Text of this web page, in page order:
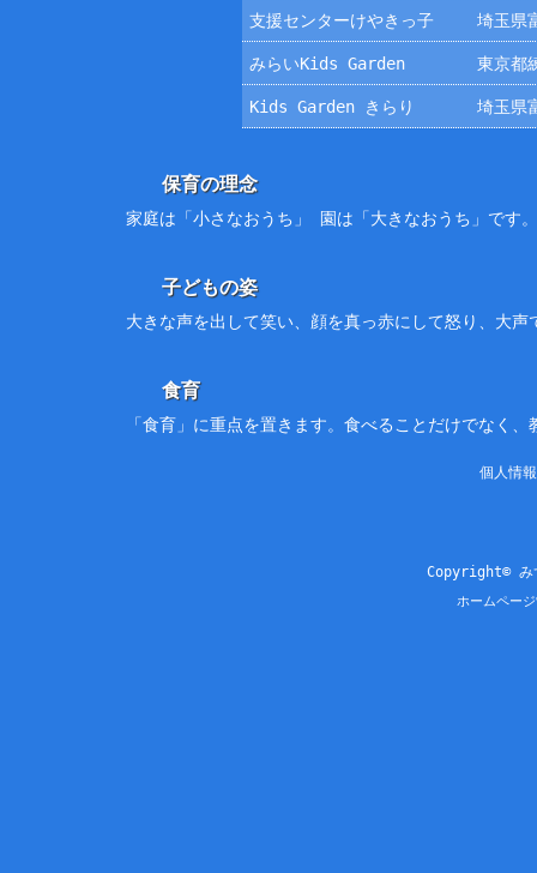
支援センターけやきっ子 埼玉県
みらいKids Garden 東京都
Kids Garden きらり 埼玉県
保育の理念
家庭は「小さなおうち」 園は「大きなおうち」です
子どもの姿
大きな声を出して笑い、顔を真っ赤にして怒り、大
食育
「食育」に重点を置きます。食べることだけでなく
個人情
Copyright© み
ホームペー